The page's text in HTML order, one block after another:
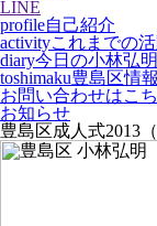
LINE
profile自己紹介
activityこれまでの
diary今日の小林弘明
toshimaku豊島区情報
お問い合わせはこ
お知らせ
豊島区成人式2013